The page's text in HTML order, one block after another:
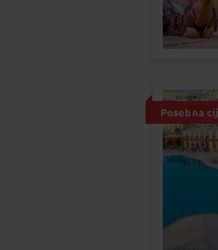
Posebna